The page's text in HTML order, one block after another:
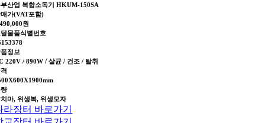
산업 복합소독기 HKUM-150SA
가(VAT포함)
원
물품식별번호
정보
220V / 890W / 살균 / 건조 / 탈취
마, 위생복, 위생모자
라장터 바로가기